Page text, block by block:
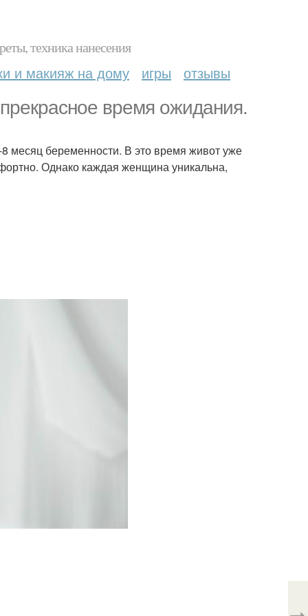
техника нанесения
и макияж на дому игры отзывы
время ожидания.
месяц беременности. В это время живот уже
Однако каждая женщина уникальна,